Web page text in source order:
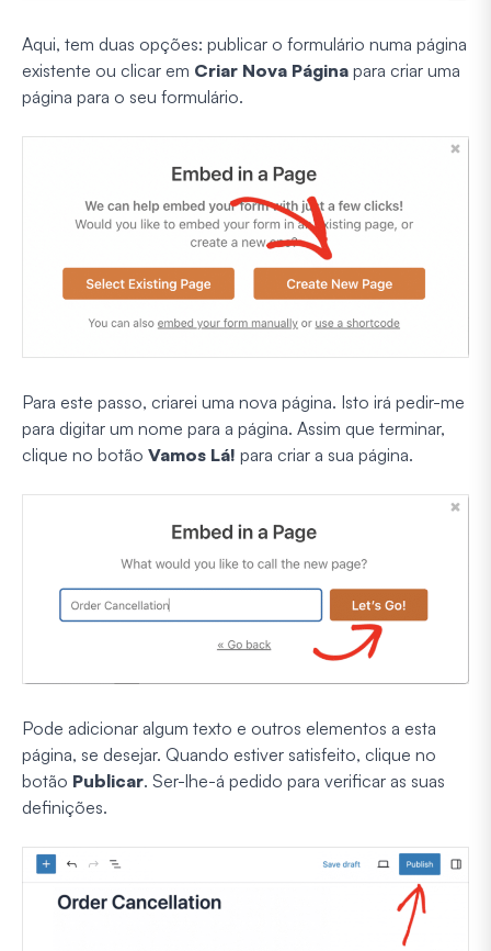
Aqui, tem duas opções: publicar o formulário numa página
existente ou clicar em Criar Nova Página para criar uma
página para o seu formulário.
Para este passo, criarei uma nova página. Isto irá pedir-me
para digitar um nome para a página. Assim que terminar,
clique no botão Vamos Lá! para criar a sua página.
Pode adicionar algum texto e outros elementos a esta
página, se desejar. Quando estiver satisfeito, clique no
botão Publicar. Ser-lhe-á pedido para verificar as suas
definições.